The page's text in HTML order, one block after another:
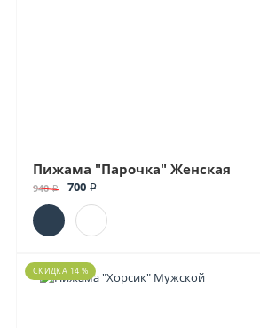
Пижама "Парочка" Женская
940 ₽ 700 ₽
СКИДКА 14 %